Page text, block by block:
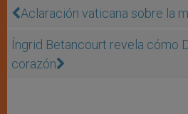
Aclaración vaticana sobre la
Íngrid Betancourt revela cómo
corazón